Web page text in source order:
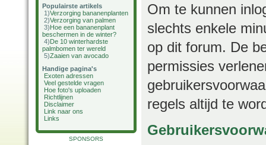
Populairste artikels
1)Verzorging bananenplanten
2)Verzorging van palmen
3)Hoe een bananenplant
beschermen in de winter?
4)De 10 winterhardste
palmbomen ter wereld
5)Zaaien van avocado
Handige pagina's
Exoten adressen
Veel gestelde vragen
Hoe foto's uploaden
Richtlijnen
Disclaimer
Link naar ons
Links
SPONSORS
Om te kunnen
slechts enkele
op dit forum. De
permissies
regels altijd te